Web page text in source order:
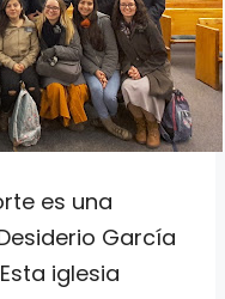
es una
García
iglesia